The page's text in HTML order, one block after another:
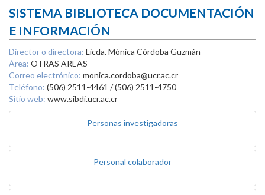
SISTEMA BIBLIOTECA DOCUMENTACIÓN
E INFORMACIÓN
Director o directora: Licda. Mónica Córdoba Guzmán
Área: OTRAS AREAS
Correo electrónico: monica.cordoba@ucr.ac.cr
Teléfono: (506) 2511-4461 / (506) 2511-4750
Sitio web: www.sibdi.ucr.ac.cr
Personas investigadoras
Personal colaborador